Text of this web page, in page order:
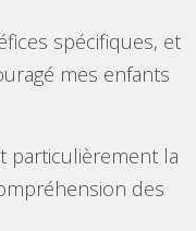
spécifiques, et
mes enfants
particulièrement la
des